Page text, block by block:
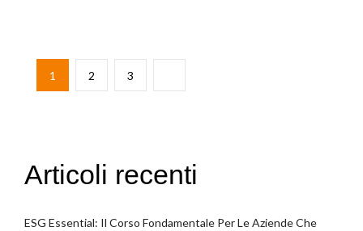
Paginazione
Pagina
1 Pagina
2 Pagina
3
Articoli recenti
ESG Essential: Il Corso Fondamentale Per Le Aziende Che